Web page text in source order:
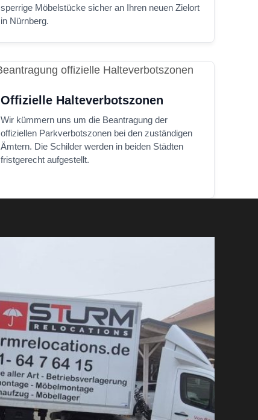
sperrige Möbelstücke sicher an Ihren neuen Zielort
in Nürnberg.
Offizielle Halteverbotszonen
Wir kümmern uns um die Beantragung der
offiziellen Parkverbotszonen bei den zuständigen
Ämtern. Die Schilder werden in beiden Städten
fristgerecht aufgestellt.